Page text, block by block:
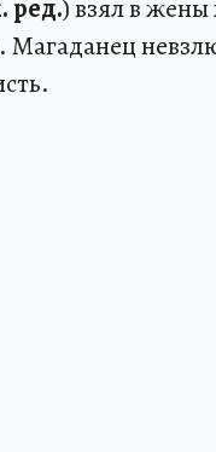
ред.) взял в